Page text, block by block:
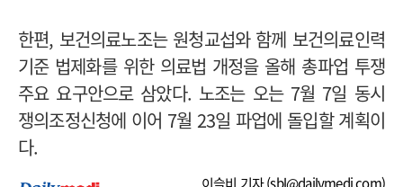
한편, 보건의료노조는 원청교섭와 함께 보건의료인력
기준 법제화를 위한 의료법 개정을 올해 총파업 투쟁
주요 요구안으로 삼았다. 노조는 오는 7월 7일 동시
쟁의조정신청에 이어 7월 23일 파업에 돌입할 계획이
다.